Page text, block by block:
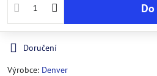
Doručení
Výrobce: Denver